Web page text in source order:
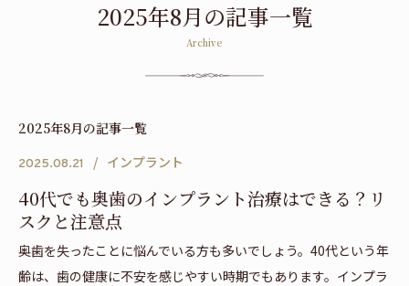
2025年8月の記事一覧
Archive
2025年8月の記事一覧
2025.08.21 インプラント
40代でも奥歯のインプラント治療はできる？リ
スクと注意点
奥歯を失ったことに悩んでいる方も多いでしょう。40代という年
齢は、歯の健康に不安を感じやすい時期でもあります。インプラ